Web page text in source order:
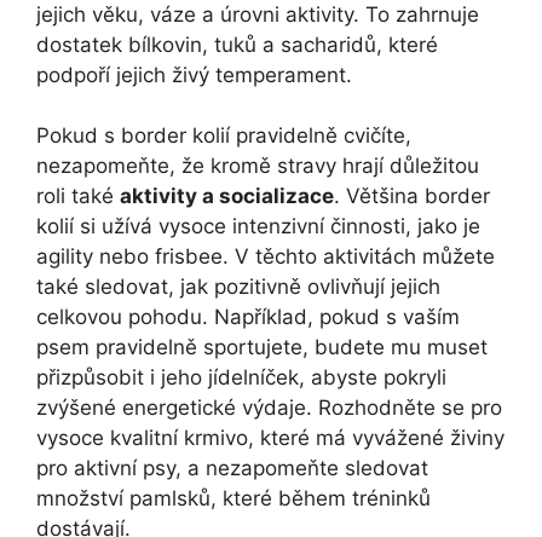
jejich věku, váze a úrovni aktivity. To zahrnuje
dostatek bílkovin, tuků a sacharidů, které
podpoří jejich živý temperament.
Pokud s border kolií pravidelně cvičíte,
nezapomeňte, že kromě stravy hrají důležitou
roli také aktivity a socializace. Většina border
kolií si užívá vysoce intenzivní činnosti, jako je
agility nebo frisbee. V těchto aktivitách můžete
také sledovat, jak pozitivně ovlivňují jejich
celkovou pohodu. Například, pokud s vaším
psem pravidelně sportujete, budete mu muset
přizpůsobit i jeho jídelníček, abyste pokryli
zvýšené energetické výdaje. Rozhodněte se pro
vysoce kvalitní krmivo, které má vyvážené živiny
pro aktivní psy, a nezapomeňte sledovat
množství pamlsků, které během tréninků
dostávají.